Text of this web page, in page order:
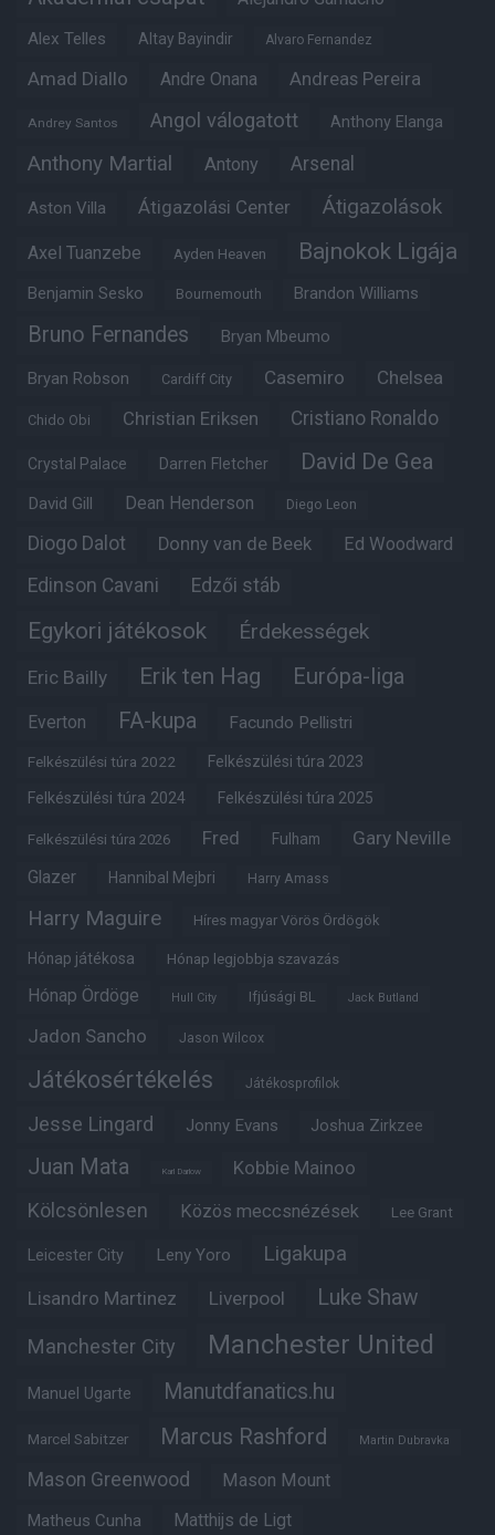
Alex Telles Altay Bayindir Alvaro Fernandez
Amad Diallo Andre Onana Andreas Pereira
Andrey Santos Angol válogatott Anthony Elanga
Anthony Martial Antony Arsenal
Aston Villa Átigazolási Center Átigazolások
Axel Tuanzebe Ayden Heaven Bajnokok Ligája
Benjamin Sesko Bournemouth Brandon Williams
Bruno Fernandes Bryan Mbeumo
Bryan Robson Cardiff City Casemiro Chelsea
Chido Obi Christian Eriksen Cristiano Ronaldo
Crystal Palace Darren Fletcher David De Gea
David Gill Dean Henderson Diego Leon
Diogo Dalot Donny van de Beek Ed Woodward
Edinson Cavani Edzői stáb
Egykori játékosok Érdekességek
Eric Bailly Erik ten Hag Európa-liga
Everton FA-kupa Facundo Pellistri
Felkészülési túra 2022 Felkészülési túra 2023
Felkészülési túra 2024 Felkészülési túra 2025
Felkészülési túra 2026 Fred Fulham Gary Neville
Glazer Hannibal Mejbri Harry Amass
Harry Maguire Híres magyar Vörös Ördögök
Hónap játékosa Hónap legjobbja szavazás
Hónap Ördöge Hull City Ifjúsági BL Jack Butland
Jadon Sancho Jason Wilcox
Játékosértékelés Játékosprofilok
Jesse Lingard Jonny Evans Joshua Zirkzee
Juan Mata Karl Darlow Kobbie Mainoo
Kölcsönlesen Közös meccsnézések Lee Grant
Leicester City Leny Yoro Ligakupa
Lisandro Martinez Liverpool Luke Shaw
Manchester City Manchester United
Manuel Ugarte Manutdfanatics.hu
Marcel Sabitzer Marcus Rashford Martin Dubravka
Mason Greenwood Mason Mount
Matheus Cunha Matthijs de Ligt